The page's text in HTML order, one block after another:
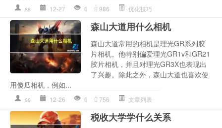
ss 12-27 0 986 优化技巧
森山大道用什么相机
森山大道常用的相机是理光GR系列胶
片相机。他特别偏爱理光GR1v和GR21
胶片相机，并且对理光GR3X也表现出
了兴趣。除此之外，森山大道也喜欢使
用傻瓜相机，例如...
ss 12-26 0 756 文章列表
税收大学学什么关系